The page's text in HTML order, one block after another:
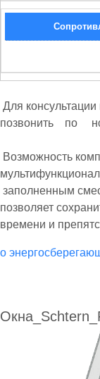
Для
позвонить по
Возможность
заполненным
позволяет
времени и
о